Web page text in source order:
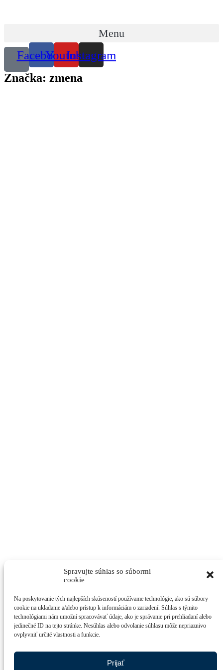
Spravujte súhlas so súbormi
cookie
Na poskytovanie tých najlepších skúseností používame technológie, ako sú súbory
cookie na ukladanie a/alebo prístup k informáciám o zariadení. Súhlas s týmito
technológiami nám umožní spracovávať údaje, ako je správanie pri prehliadaní alebo
jedinečné ID na tejto stránke. Nesúhlas alebo odvolanie súhlasu môže nepriaznivo
ovplyvniť určité vlastnosti a funkcie.
Prijať
Menu
FacebookYoutubeInstagram
Značka: zmena
Zmena organizácie dopravy na Slaneckej